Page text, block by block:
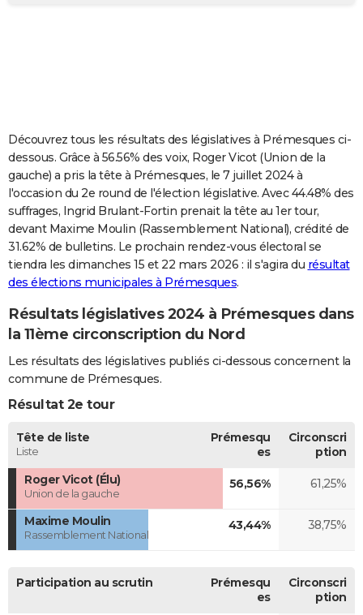
Carte de Noël
Carte Bonne année
Carte Saint-Valentin
Carte Pâques
Carte d'anniversaire
DICTIONNAIRE
Dictionnaire
Biographies
Citations
Expressions
Proverbes
PROGRAMME TV
COPAINS D'AVANT
S'inscrire
Se connecter
Lycées
Collèges
Primaires
Universités
Entreprises
Service militaire
Avis de recherche
AVIS DE DÉCÈS
FORUM
Bricolage
Lifestyle
Culture
Sport
Auto
Television
Voyage
Cinema
Découvrez tous les résultats des législatives à Prémesques ci-
dessous. Grâce à 56.56% des voix, Roger Vicot (Union de la
gauche) a pris la tête à Prémesques, le 7 juillet 2024 à
l'occasion du 2e round de l'élection législative. Avec 44.48% des
suffrages, Ingrid Brulant-Fortin prenait la tête au 1er tour,
devant Maxime Moulin (Rassemblement National), crédité de
31.62% de bulletins. Le prochain rendez-vous électoral se
tiendra les dimanches 15 et 22 mars 2026 : il s'agira du résultat
des élections municipales à Prémesques.
Résultats législatives 2024 à Prémesques dans
la 11ème circonscription du Nord
Les résultats des législatives publiés ci-dessous concernent la
commune de Prémesques.
Résultat 2e tour
Tête de liste
Liste
Prémesqu
es
Circonscri
ption
Roger Vicot (Élu)
Union de la gauche
56,56% 61,25%
Maxime Moulin
Rassemblement National
43,44% 38,75%
Participation au scrutin
Prémesqu
es
Circonscri
ption